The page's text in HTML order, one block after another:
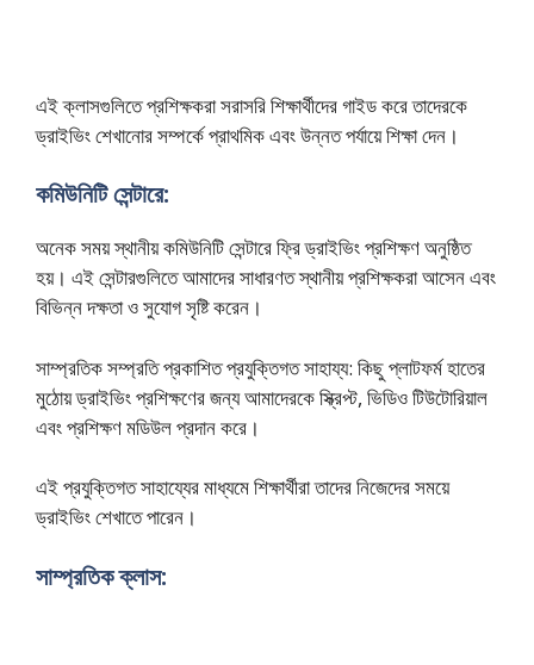
এই ক্লাসগুলিতে প্রশিক্ষকরা সরাসরি শিক্ষার্থীদের গাইড করে তাদেরকে
ড্রাইভিং শেখানোর সম্পর্কে প্রাথমিক এবং উন্নত পর্যায়ে শিক্ষা দেন।
কমিউনিটি সেন্টারে:
অনেক সময় স্থানীয় কমিউনিটি সেন্টারে ফ্রি ড্রাইভিং প্রশিক্ষণ অনুষ্ঠিত
হয়। এই সেন্টারগুলিতে আমাদের সাধারণত স্থানীয় প্রশিক্ষকরা আসেন এবং
বিভিন্ন দক্ষতা ও সুযোগ সৃষ্টি করেন।
সাম্প্রতিক সম্প্রতি প্রকাশিত প্রযুক্তিগত সাহায্য: কিছু প্লাটফর্ম হাতের
মুঠোয় ড্রাইভিং প্রশিক্ষণের জন্য আমাদেরকে স্ক্রিপ্ট, ভিডিও টিউটোরিয়াল
এবং প্রশিক্ষণ মডিউল প্রদান করে।
এই প্রযুক্তিগত সাহায্যের মাধ্যমে শিক্ষার্থীরা তাদের নিজেদের সময়ে
ড্রাইভিং শেখাতে পারেন।
সাম্প্রতিক ক্লাস: